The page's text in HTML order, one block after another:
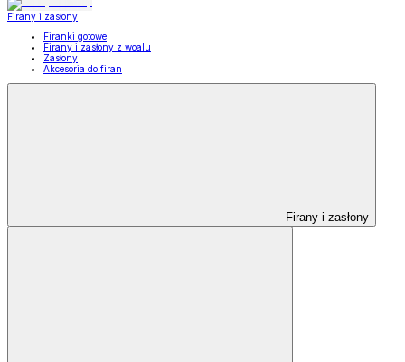
Firany i zasłony
Firanki gotowe
Firany i zasłony z woalu
Zasłony
Akcesoria do firan
Firany i zasłony